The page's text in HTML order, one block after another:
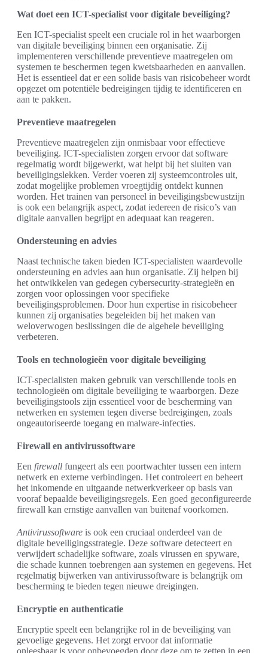
Wat doet een ICT-specialist voor digitale beveiliging?
Een ICT-specialist speelt een cruciale rol in het waarborgen
van digitale beveiliging binnen een organisatie. Zij
implementeren verschillende preventieve maatregelen om
systemen te beschermen tegen kwetsbaarheden en aanvallen.
Het is essentieel dat er een solide basis van risicobeheer wordt
opgezet om potentiële bedreigingen tijdig te identificeren en
aan te pakken.
Preventieve maatregelen
Preventieve maatregelen zijn onmisbaar voor effectieve
beveiliging. ICT-specialisten zorgen ervoor dat software
regelmatig wordt bijgewerkt, wat helpt bij het sluiten van
beveiligingslekken. Verder voeren zij systeemcontroles uit,
zodat mogelijke problemen vroegtijdig ontdekt kunnen
worden. Het trainen van personeel in beveiligingsbewustzijn
is ook een belangrijk aspect, zodat iedereen de risico’s van
digitale aanvallen begrijpt en adequaat kan reageren.
Ondersteuning en advies
Naast technische taken bieden ICT-specialisten waardevolle
ondersteuning en advies aan hun organisatie. Zij helpen bij
het ontwikkelen van gedegen cybersecurity-strategieën en
zorgen voor oplossingen voor specifieke
beveiligingsproblemen. Door hun expertise in risicobeheer
kunnen zij organisaties begeleiden bij het maken van
weloverwogen beslissingen die de algehele beveiliging
verbeteren.
Tools en technologieën voor digitale beveiliging
ICT-specialisten maken gebruik van verschillende tools en
technologieën om digitale beveiliging te waarborgen. Deze
beveiligingstools zijn essentieel voor de bescherming van
netwerken en systemen tegen diverse bedreigingen, zoals
ongeautoriseerde toegang en malware-infecties.
Firewall en antivirussoftware
Een firewall fungeert als een poortwachter tussen een intern
netwerk en externe verbindingen. Het controleert en beheert
het inkomende en uitgaande netwerkverkeer op basis van
vooraf bepaalde beveiligingsregels. Een goed geconfigureerde
firewall kan ernstige aanvallen van buitenaf voorkomen.
Antivirussoftware is ook een cruciaal onderdeel van de
digitale beveiligingsstrategie. Deze software detecteert en
verwijdert schadelijke software, zoals virussen en spyware,
die schade kunnen toebrengen aan systemen en gegevens. Het
regelmatig bijwerken van antivirussoftware is belangrijk om
bescherming te bieden tegen nieuwe dreigingen.
Encryptie en authenticatie
Encryptie speelt een belangrijke rol in de beveiliging van
gevoelige gegevens. Het zorgt ervoor dat informatie